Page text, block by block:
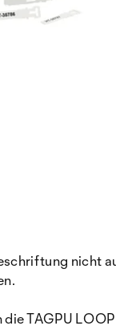
nicht
TAGPU